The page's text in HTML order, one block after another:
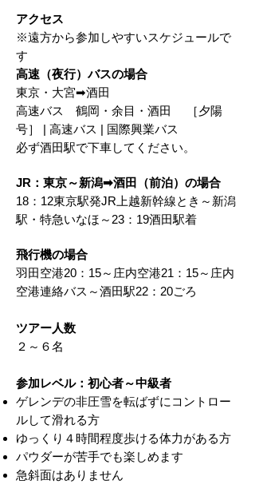
アクセス
​※遠方から参加しやすいスケジュールで
す
高速（夜行）バスの場合
東京・大宮➡酒田
高速バス 鶴岡・余目・酒田 ［夕陽
号］ | 高速バス | 国際興業バス
必ず酒田駅で下車してください。
JR：東京～新潟➡酒田（前泊）の場合
18：12東京駅発JR上越新幹線とき～新潟
駅・特急いなほ～23：19酒田駅着
飛行機の場合
羽田空港20：15～庄内空港21：15～庄内
空港連絡バス～酒田駅22：20ごろ
ツアー人数
２～６名
参加レベル：初心者～中級者
ゲレンデの非圧雪を転ばずにコントロー
ルして滑れる方
ゆっくり４時間程度歩ける体力がある方
パウダーが苦手でも楽しめます
急斜面はありません